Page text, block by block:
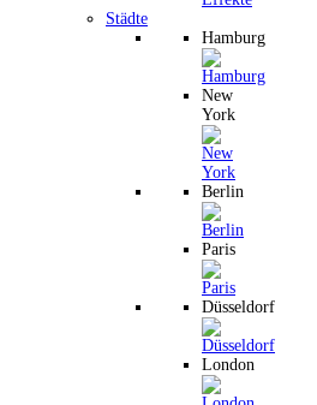
Städte
Hamburg
New
York
Berlin
Paris
Düsseldorf
London